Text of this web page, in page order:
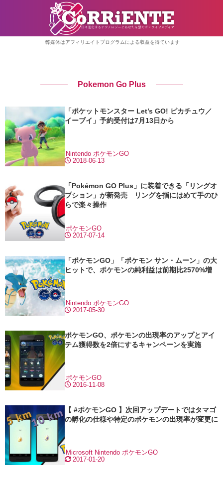
弊媒体はアフィリエイトプログラムによる収益を得ています
Pokemon Go Plus
「ポケットモンスター Let’s GO! ピカチュウ／
イーブイ」予約受付は7月13日から
2018-06-13
Nintendo ポケモンGO
「Pokémon GO Plus」に装着できる「リングオ
プション」が新発売 リングを指にはめて手のひ
らで楽々操作
2017-07-14
ポケモンGO
「ポケモンGO」「ポケモン サン・ムーン」の大
ヒットで、ポケモンの純利益は前期比2570%増
2017-05-30
Nintendo ポケモンGO
ポケモンGO、ポケモンの出現率のアップとアイ
テム獲得数を2倍にするキャンペーンを実施
2016-11-08
ポケモンGO
【 #ポケモンGO 】次回アップデートではタマゴ
の孵化の仕様や特定のポケモンの出現率が変更に
2017-01-20
Microsoft Nintendo ポケモンGO